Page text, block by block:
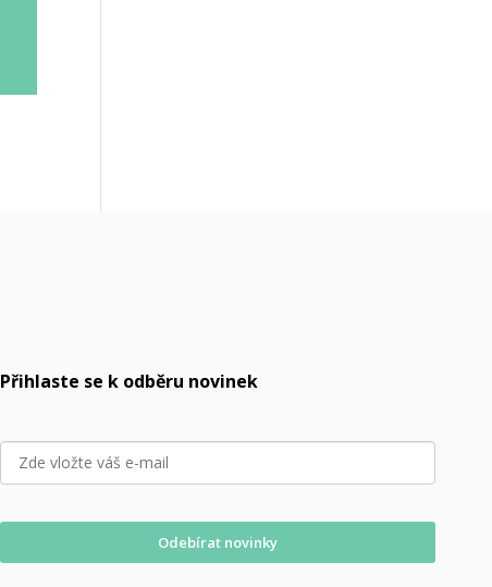
Přihlaste se k odběru novinek
Odebírat novinky